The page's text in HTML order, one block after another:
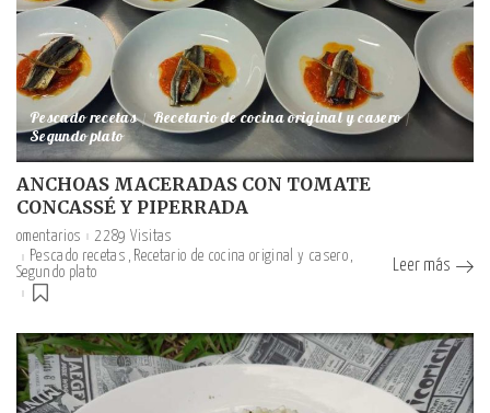
Pescado recetas Recetario de cocina original y casero
Segundo plato
ANCHOAS MACERADAS CON TOMATE
CONCASSÉ Y PIPERRADA
omentarios
2289 Visitas
Pescado recetas
Recetario de cocina original y casero
Segundo plato
Leer más